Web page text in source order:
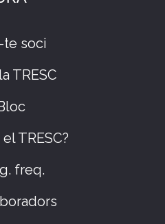
te soci
TRESC
TRESC?
freq.